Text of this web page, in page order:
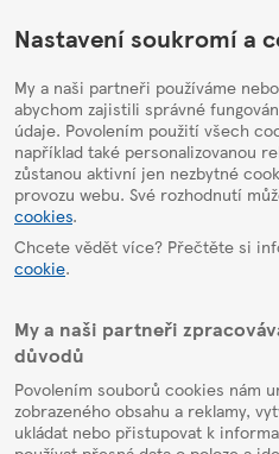
HelpPage
Nastavení soukromí a
My a naši partneři používáme
abychom zajistili správné
údaje. Povolením použití všech
například také personalizovanou
zůstanou aktivní jen nezbytné
provozu webu. Své rozhodnutí
cookies.
Chcete vědět více? Přečtěte si
cookie.
My a naši partneři
důvodů
Povolením souborů cookies nám
zobrazeného obsahu a reklamy,
ukládat nebo přistupovat k